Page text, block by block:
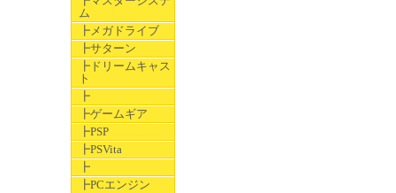
ム
┣メガドライブ
┣サターン
┣ドリームキャス
ト
┣
┣ゲームギア
┣PSP
┣PSVita
┣
┣PCエンジン